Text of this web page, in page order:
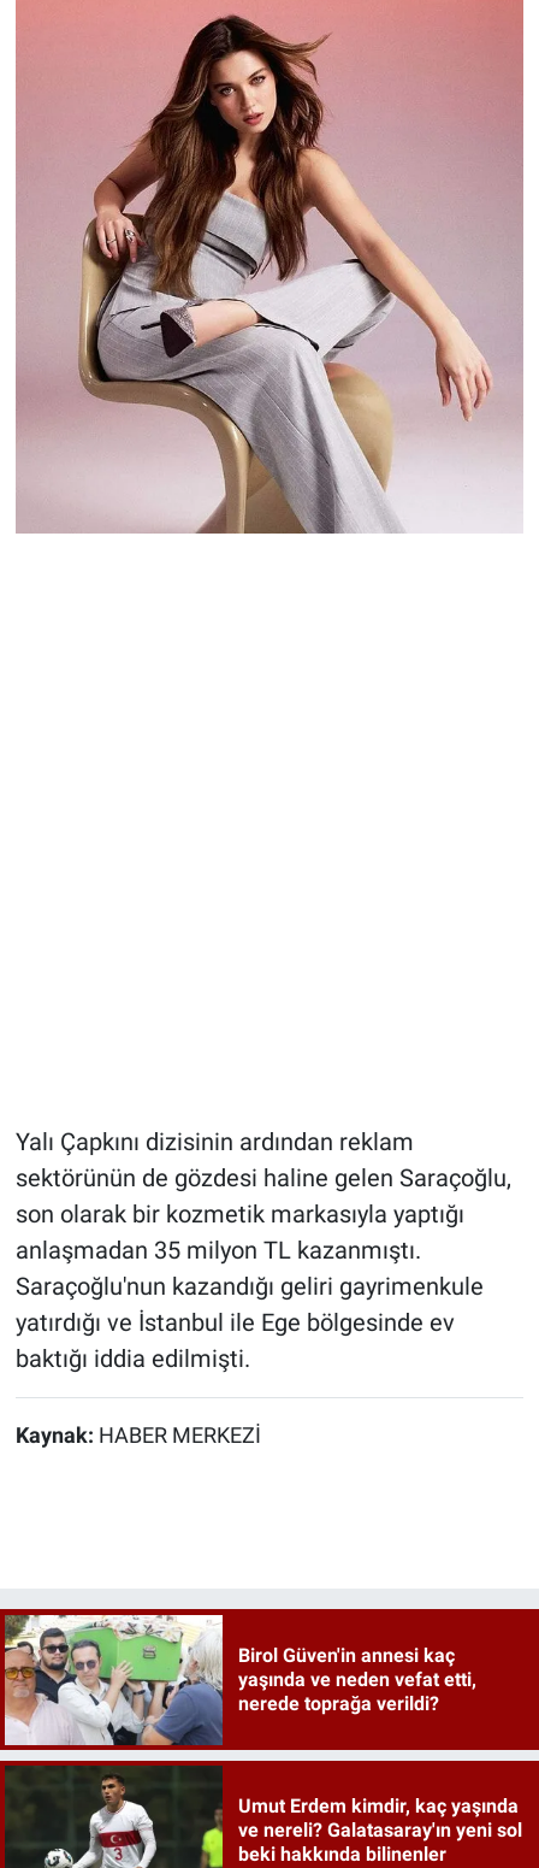
Yalı Çapkını dizisinin ardından reklam
sektörünün de gözdesi haline gelen Saraçoğlu,
son olarak bir kozmetik markasıyla yaptığı
anlaşmadan 35 milyon TL kazanmıştı.
Saraçoğlu'nun kazandığı geliri gayrimenkule
yatırdığı ve İstanbul ile Ege bölgesinde ev
baktığı iddia edilmişti.
Kaynak: HABER MERKEZİ
Birol Güven'in annesi kaç
yaşında ve neden vefat etti,
nerede toprağa verildi?
Umut Erdem kimdir, kaç yaşında
ve nereli? Galatasaray'ın yeni sol
beki hakkında bilinenler